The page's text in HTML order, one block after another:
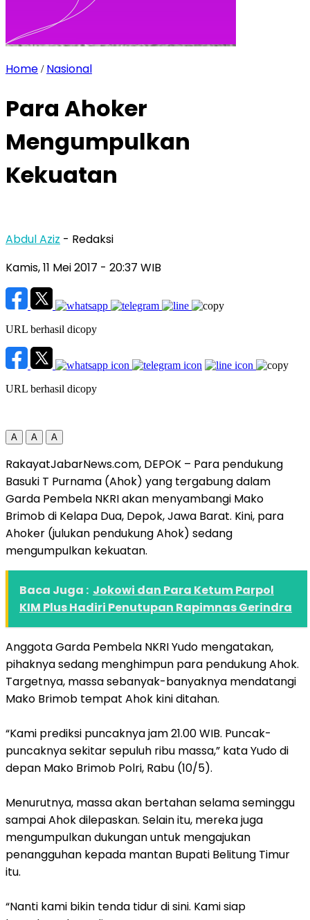
Home / Nasional
Para Ahoker
Mengumpulkan
Kekuatan
Abdul Aziz - Redaksi
Kamis, 11 Mei 2017 - 20:37 WIB
URL berhasil dicopy
URL berhasil dicopy
A A A
RakayatJabarNews.com, DEPOK – Para pendukung
Basuki T Purnama (Ahok) yang tergabung dalam
Garda Pembela NKRI akan menyambangi Mako
Brimob di Kelapa Dua, Depok, Jawa Barat. Kini, para
Ahoker (julukan pendukung Ahok) sedang
mengumpulkan kekuatan.
Baca Juga : Jokowi dan Para Ketum Parpol
KIM Plus Hadiri Penutupan Rapimnas Gerindra
Anggota Garda Pembela NKRI Yudo mengatakan,
pihaknya sedang menghimpun para pendukung Ahok.
Targetnya, massa sebanyak-banyaknya mendatangi
Mako Brimob tempat Ahok kini ditahan.
“Kami prediksi puncaknya jam 21.00 WIB. Puncak-
puncaknya sekitar sepuluh ribu massa,” kata Yudo di
depan Mako Brimob Polri, Rabu (10/5).
Menurutnya, massa akan bertahan selama seminggu
sampai Ahok dilepaskan. Selain itu, mereka juga
mengumpulkan dukungan untuk mengajukan
penangguhan kepada mantan Bupati Belitung Timur
itu.
“Nanti kami bikin tenda tidur di sini. Kami siap